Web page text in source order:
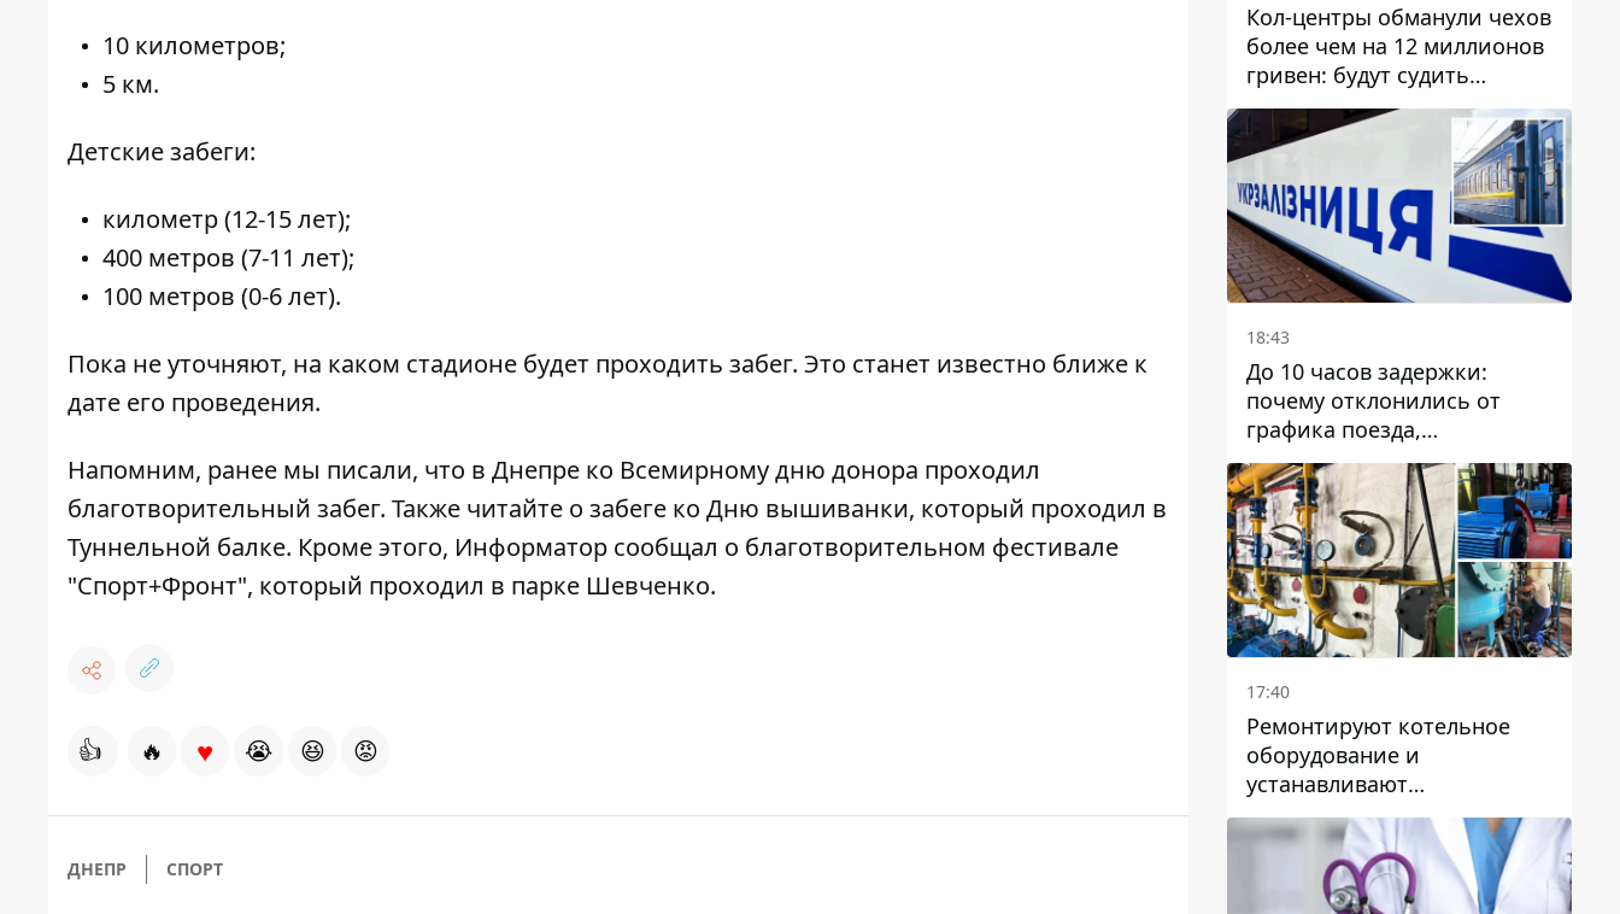
10 километров;
5 км.
Детские забеги:
километр (12-15 лет);
400 метров (7-11 лет);
100 метров (0-6 лет).
Пока не уточняют, на каком стадионе будет проходить забег. Это станет известно ближе к
дате его проведения.
Напомним, ранее мы писали, что в Днепре ко Всемирному дню донора проходил
благотворительный забег. Также читайте о забеге ко Дню вышиванки, который проходил в
Туннельной балке. Кроме этого, Информатор сообщал о благотворительном фестивале
"Спорт+Фронт", который проходил в парке Шевченко.
👍 🔥 ♥ 😭 😆 😡
ДНЕПР СПОРТ
Кол-центры обманули чехов
более чем на 12 миллионов
гривен: будут судить
днепрянина,
организовавшего
транснациональную
преступную организацию
18:43
До 10 часов задержки:
почему отклонились от
графика поезда,
курсирующие через Днепр
и область
17:40
Ремонтируют котельное
оборудование и
устанавливают
генераторные установки:
как в Днепре готовятся к
отопительному сезону